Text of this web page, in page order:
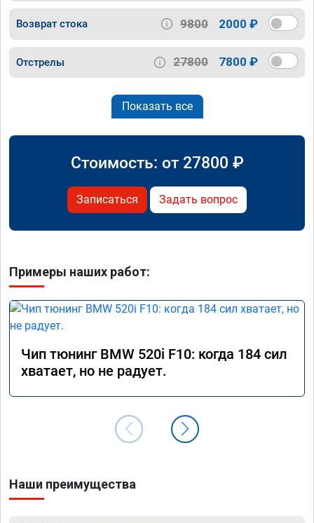
Возврат стока 9800 2000 ₽
Отстрелы 27800 7800 ₽
Показать все
Стоимость: от 27800 ₽
Записаться Задать вопрос
Примеры наших работ:
Чип тюнинг BMW 520i F10: когда 184 сил
хватает, но не радует.
Наши преимущества